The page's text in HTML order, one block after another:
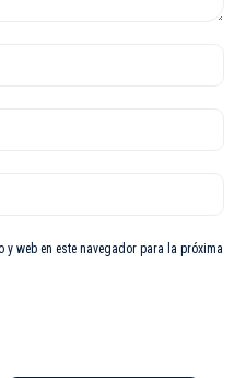
web en este navegador para la próxima